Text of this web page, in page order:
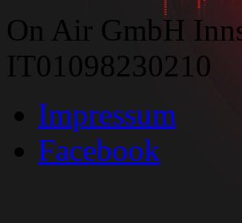
On Air GmbH
IT01098230210
Impressum
Facebook